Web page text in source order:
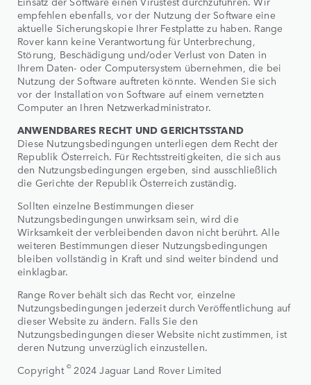
empfehlen ebenfalls, vor der Nutzung der Software eine
aktuelle Sicherungskopie Ihrer Festplatte zu haben. Range
Rover kann keine Verantwortung für Unterbrechung,
Störung, Beschädigung und/oder Verlust von Daten in
Ihrem Daten- oder Computersystem übernehmen, die bei
Nutzung der Software auftreten könnte. Wenden Sie sich
vor der Installation von Software auf einem vernetzten
Computer an Ihren Netzwerkadministrator.
ANWENDBARES RECHT UND GERICHTSSTAND
Diese Nutzungsbedingungen unterliegen dem Recht der
Republik Österreich. Für Rechtsstreitigkeiten, die sich aus
den Nutzungsbedingungen ergeben, sind ausschließlich
die Gerichte der Republik Österreich zuständig.
Sollten einzelne Bestimmungen dieser
Nutzungsbedingungen unwirksam sein, wird die
Wirksamkeit der verbleibenden davon nicht berührt. Alle
weiteren Bestimmungen dieser Nutzungsbedingungen
bleiben vollständig in Kraft und sind weiter bindend und
einklagbar.
Range Rover behält sich das Recht vor, einzelne
Nutzungsbedingungen jederzeit durch Veröffentlichung auf
dieser Website zu ändern. Falls Sie den
Nutzungsbedingungen dieser Website nicht zustimmen, ist
deren Nutzung unverzüglich einzustellen.
Copyright ©2024 Jaguar Land Rover Limited